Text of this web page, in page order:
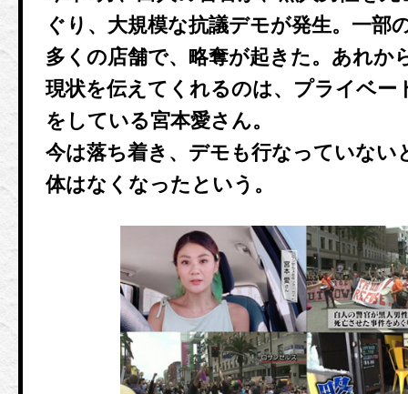
ぐり、大規模な抗議デモが発生。一部
多くの店舗で、略奪が起きた。あれか
現状を伝えてくれるのは、プライベー
をしている宮本愛さん。
今は落ち着き、デモも行なっていない
体はなくなったという。